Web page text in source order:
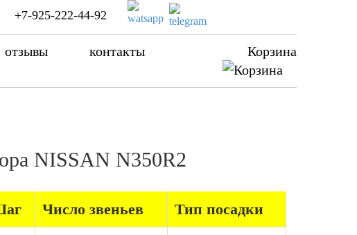
+7-925-222-44-92
отзывы контакты Корзина
NISSAN N350R2
Число звеньев Тип посадки